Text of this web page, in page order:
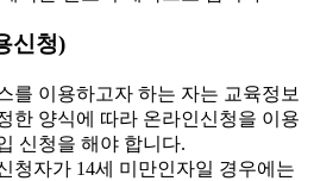
신청)
를 이용하고자 하는 자는 교육정보
한 양식에 따라 온라인신청을 이용
신청을 해야 합니다.
청자가 14세 미만인자일 경우에는